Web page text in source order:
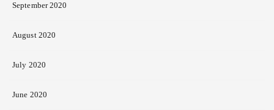
September 2020
August 2020
July 2020
June 2020